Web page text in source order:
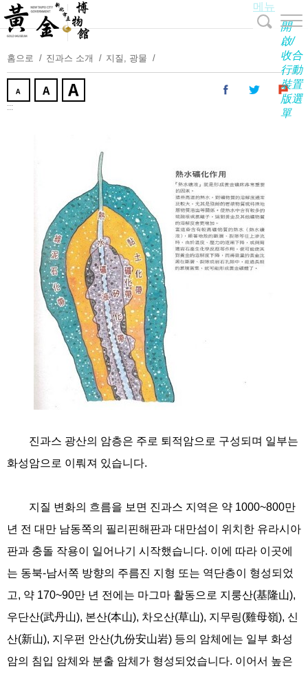
내
용
보
메뉴
開
啟/
收合
行動
裝置
版選
單
홈으로 진과스 소개 지질, 광물
:::
진과스 광산의 암층은 주로 퇴적암으로 구성되며 일부는
화성암으로 이뤄져 있습니다.
지질 변화의 흐름을 보면 진과스 지역은 약 1000~800만
년 전 대만 남동쪽의 필리핀해판과 대만섬이 위치한 유라시아
판과 충돌 작용이 일어나기 시작했습니다. 이에 따라 이곳에
는 동북-남서쪽 방향의 주름진 지형 또는 역단층이 형성되었
고, 약 170~90만 년 전에는 마그마 활동으로 지룽산(基隆山),
우단산(武丹山), 본산(本山), 차오산(草山), 지무링(雞母嶺), 신
산(新山), 지우펀 안산(九份安山岩) 등의 암체에는 일부 화성
암의 침입 암체와 분출 암체가 형성되었습니다. 이어서 높은